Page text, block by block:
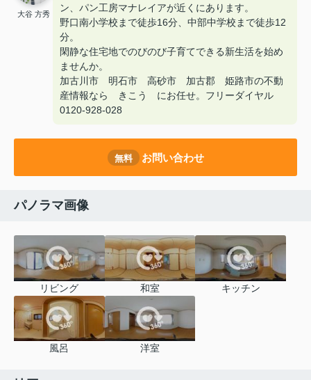
大谷 方秀
ン、パン工房マナレイアが近くにあります。
野口南小学校まで徒歩16分、中部中学校まで徒歩12
分。
閑静な住宅地でのびのび子育てできる新生活を始め
ませんか。
加古川市 明石市 高砂市 加古郡 姫路市の不動
産情報なら きこう にお任せ。フリーダイヤル
0120-928-028
無料 お問い合わせ
パノラマ画像
リビング 和室 キッチン
風呂 洋室